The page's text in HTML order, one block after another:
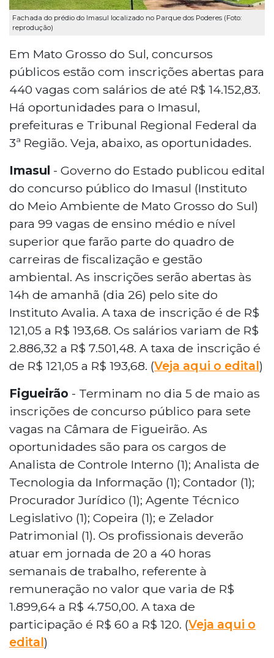
Fachada do prédio do Imasul localizado no Parque dos Poderes (Foto:
reprodução)
Em Mato Grosso do Sul, concursos
públicos estão com inscrições abertas para
440 vagas com salários de até R$ 14.152,83.
Há oportunidades para o Imasul,
prefeituras e Tribunal Regional Federal da
3ª Região. Veja, abaixo, as oportunidades.
Imasul - Governo do Estado publicou edital
do concurso público do Imasul (Instituto
do Meio Ambiente de Mato Grosso do Sul)
para 99 vagas de ensino médio e nível
superior que farão parte do quadro de
carreiras de fiscalização e gestão
ambiental. As inscrições serão abertas às
14h de amanhã (dia 26) pelo site do
Instituto Avalia. A taxa de inscrição é de R$
121,05 a R$ 193,68. Os salários variam de R$
2.886,32 a R$ 7.501,48. A taxa de inscrição é
de R$ 121,05 a R$ 193,68. (Veja aqui o edital)
Figueirão - Terminam no dia 5 de maio as
inscrições de concurso público para sete
vagas na Câmara de Figueirão. As
oportunidades são para os cargos de
Analista de Controle Interno (1); Analista de
Tecnologia da Informação (1); Contador (1);
Procurador Jurídico (1); Agente Técnico
Legislativo (1); Copeira (1); e Zelador
Patrimonial (1). Os profissionais deverão
atuar em jornada de 20 a 40 horas
semanais de trabalho, referente à
remuneração no valor que varia de R$
1.899,64 a R$ 4.750,00. A taxa de
participação é R$ 60 a R$ 120. (Veja aqui o
edital)